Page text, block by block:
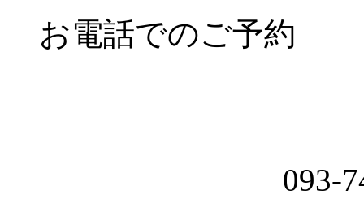
お電話でのご予約
093-